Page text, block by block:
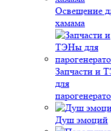
Освещение
хамама
Запчасти и
для
Душ эмоций